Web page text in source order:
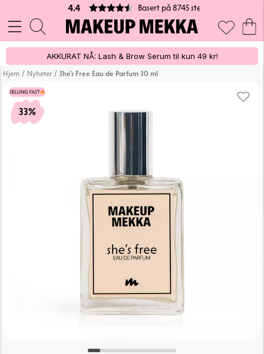
4.4 Basert på 8745 stemmer
AKKURAT NÅ: Lash & Brow Serum til kun 49 kr!
Hjem / Nyheter / She's Free Eau de Parfum 30 ml
33%